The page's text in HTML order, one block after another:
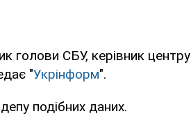
голови СБУ, керівник
"Укрінформ".
подібних даних.